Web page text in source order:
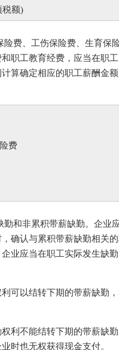
额)
费、工伤保险费、生育保
职工教育经费，应当在职
算确定相应的职工薪酬金
费
和非累积带薪缺勤。企业
确认与累积带薪缺勤相关
业应当在职工实际发生缺
以结转下期的带薪缺勤，
不能结转下期的带薪缺勤
时也无权获得现金支付。